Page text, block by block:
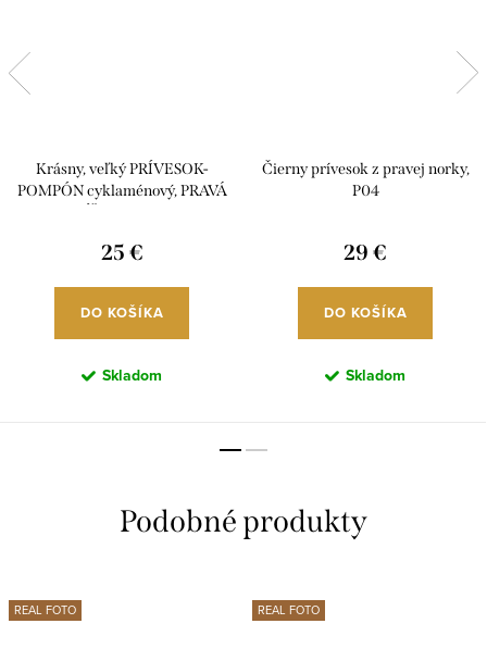
Krásny, veľký PRÍVESOK-
POMPÓN cyklaménový, PRAVÁ
25 €
DO KOŠÍKA
Skladom
Čierny prívesok z pravej norky,
P04
29 €
DO KOŠÍKA
Skladom
REAL FOTO REAL FOTO